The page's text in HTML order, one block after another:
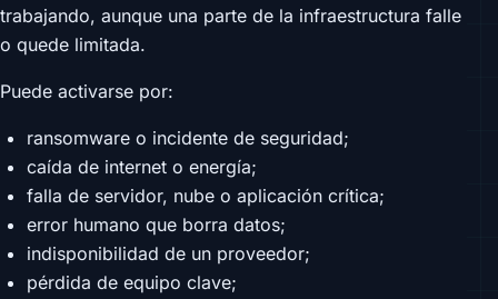
trabajando, aunque una parte de la infraestructura falle
o quede limitada.
Puede activarse por:
ransomware o incidente de seguridad;
caída de internet o energía;
falla de servidor, nube o aplicación crítica;
error humano que borra datos;
indisponibilidad de un proveedor;
pérdida de equipo clave;